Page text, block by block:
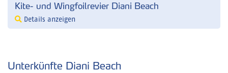
Kite- und Wingfoilrevier Diani Beach
Details anzeigen
Unterkünfte Diani Beach